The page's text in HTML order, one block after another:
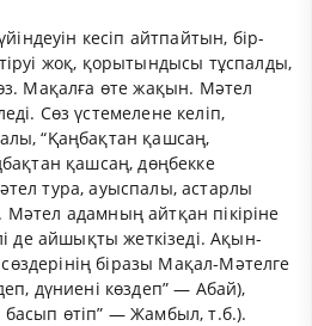
кесіп айтпайтын, бір-
жоқ, қорытындысы тұспалды,
Мақалға өте жақын. Мәтел
Сөз үстемелене келіп,
“Қаңбақтан қашсаң,
қашсаң, дөңбекке
тура, ауыспалы, астарлы
адамның айтқан пікіріне
де айшықты жеткізеді. Ақын-
біразы Мақал-Мәтелге
дүниені көздеп” — Абай),
өтіп” — Жамбыл, т.б.).